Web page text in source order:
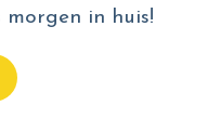
in huis!